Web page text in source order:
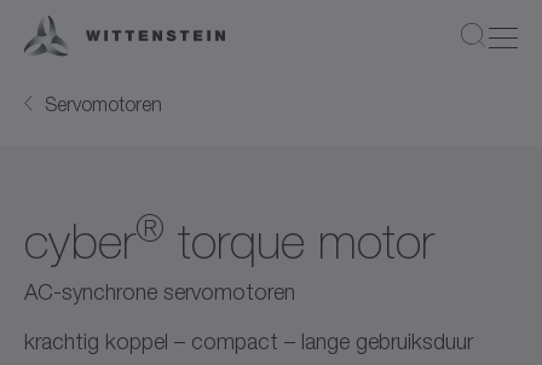
Servomotoren
cyber® torque motor
AC-synchrone servomotoren
krachtig koppel – compact – lange gebruiksduur